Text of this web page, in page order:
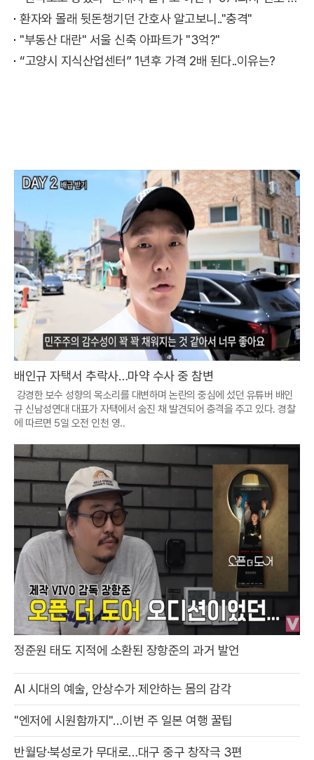
환자와 몰래 뒷돈챙기던 간호사 알고보니.."충격"
"부동산 대란" 서울 신축 아파트가 "3억?"
“고양시 지식산업센터” 1년후 가격 2배 된다..이유는?
배인규 자택서 추락사…마약 수사 중 참변
강경한 보수 성향의 목소리를 대변하며 논란의 중심에 섰던 유튜버 배인
규 신남성연대 대표가 자택에서 숨진 채 발견되어 충격을 주고 있다. 경찰
에 따르면 5일 오전 인천 영..
정준원 태도 지적에 소환된 장항준의 과거 발언
AI 시대의 예술, 안상수가 제안하는 몸의 감각
"엔저에 시원함까지"…이번 주 일본 여행 꿀팁
반월당·북성로가 무대로…대구 중구 창작극 3편